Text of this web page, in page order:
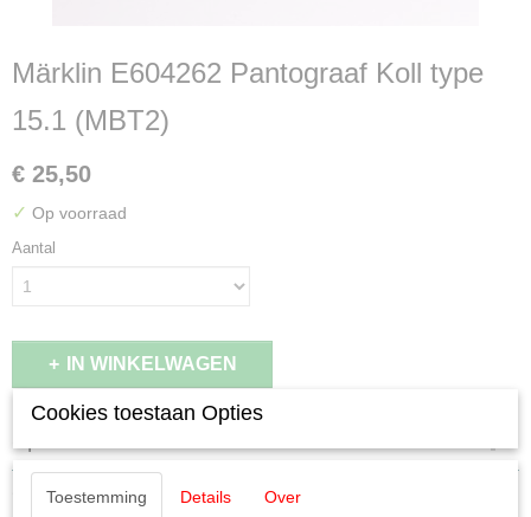
Märklin E604262 Pantograaf Koll type
15.1 (MBT2)
€ 25,50
✓ Op voorraad
Aantal
IN WINKELWAGEN
E604262
Omschrijving
Cookies toestaan Opties
Toestemming Details Over